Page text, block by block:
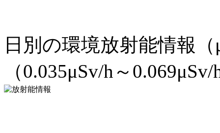
日別の環境放射能情報
（0.035μSv/h～0.069μSv/